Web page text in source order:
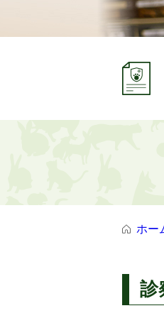
ホー
診